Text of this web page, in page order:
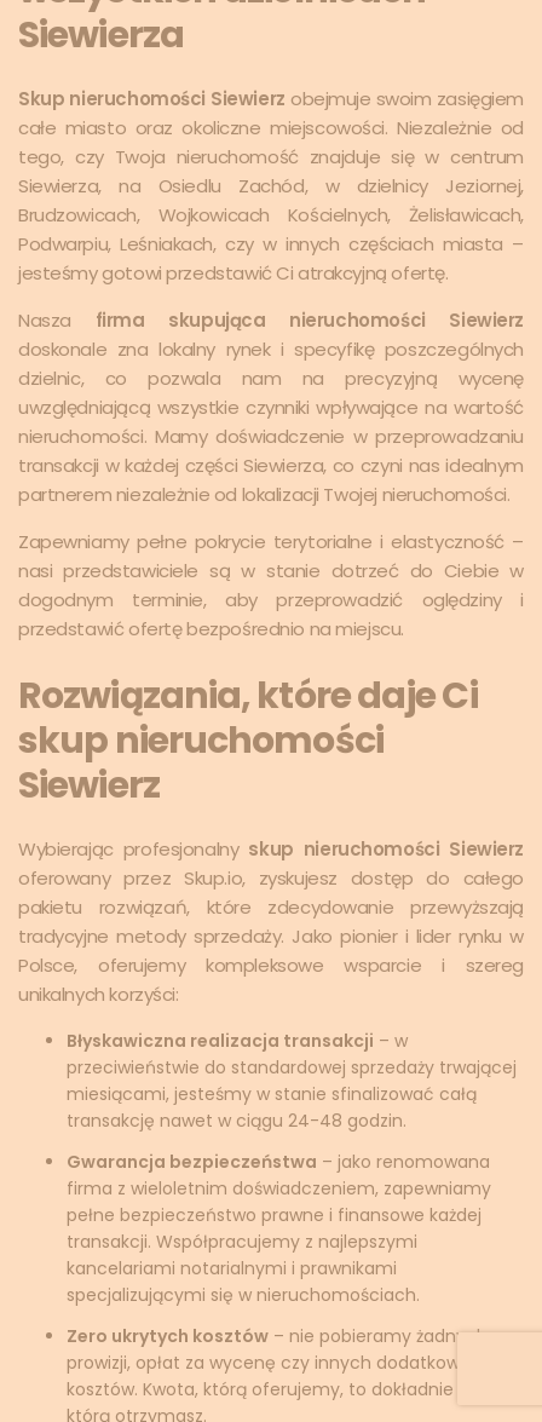
Siewierza
Skup nieruchomości Siewierz obejmuje swoim zasięgiem
całe miasto oraz okoliczne miejscowości. Niezależnie od
tego, czy Twoja nieruchomość znajduje się w centrum
Siewierza, na Osiedlu Zachód, w dzielnicy Jeziornej,
Brudzowicach, Wojkowicach Kościelnych, Żelisławicach,
Podwarpiu, Leśniakach, czy w innych częściach miasta –
jesteśmy gotowi przedstawić Ci atrakcyjną ofertę.
Nasza firma skupująca nieruchomości Siewierz
doskonale zna lokalny rynek i specyfikę poszczególnych
dzielnic, co pozwala nam na precyzyjną wycenę
uwzględniającą wszystkie czynniki wpływające na wartość
nieruchomości. Mamy doświadczenie w przeprowadzaniu
transakcji w każdej części Siewierza, co czyni nas idealnym
partnerem niezależnie od lokalizacji Twojej nieruchomości.
Zapewniamy pełne pokrycie terytorialne i elastyczność –
nasi przedstawiciele są w stanie dotrzeć do Ciebie w
dogodnym terminie, aby przeprowadzić oględziny i
przedstawić ofertę bezpośrednio na miejscu.
Rozwiązania, które daje Ci
skup nieruchomości
Siewierz
Wybierając profesjonalny skup nieruchomości Siewierz
oferowany przez Skup.io, zyskujesz dostęp do całego
pakietu rozwiązań, które zdecydowanie przewyższają
tradycyjne metody sprzedaży. Jako pionier i lider rynku w
Polsce, oferujemy kompleksowe wsparcie i szereg
unikalnych korzyści:
Błyskawiczna realizacja transakcji – w
przeciwieństwie do standardowej sprzedaży trwającej
miesiącami, jesteśmy w stanie sfinalizować całą
transakcję nawet w ciągu 24-48 godzin.
Gwarancja bezpieczeństwa – jako renomowana
firma z wieloletnim doświadczeniem, zapewniamy
pełne bezpieczeństwo prawne i finansowe każdej
transakcji. Współpracujemy z najlepszymi
kancelariami notarialnymi i prawnikami
specjalizującymi się w nieruchomościach.
Zero ukrytych kosztów – nie pobieramy żadnych
prowizji, opłat za wycenę czy innych dodatkowych
kosztów. Kwota, którą oferujemy, to dokładnie ta,
którą otrzymasz.